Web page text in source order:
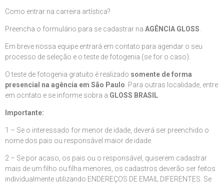
Como entrar na carreira artística?
Preencha o formulário para se cadastrar na AGÊNCIA GLOSS.
Em breve nossa equipe entrará em contato para agendar o seu
processo de seleção e o teste de fotogenia (se for o caso).
O teste de fotogenia gratuito é realizado somente de forma
presencial na agência em São Paulo. Para outras localidade, entre
em ocntato e se informe sobra a GLOSS BRASIL.
Importante:
1 – Se o interessado for menor de idade, deverá ser preenchido o
nome dos pais ou responsável maior de idade.
2 – Se por acaso, os pais ou o responsável, quiserem cadastrar
mais de um filho ou filha menores, os cadastros deverão ser feitos
individualmente utilizando ENDEREÇOS DE EMAIL DIFERENTES. Se